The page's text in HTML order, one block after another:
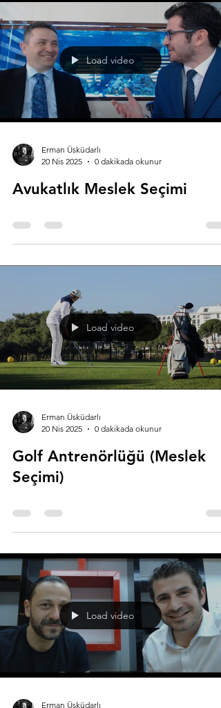
Load video
Erman Üsküdarlı
20 Nis 2025
0 dakikada okunur
Avukatlık Meslek Seçimi
Load video
Erman Üsküdarlı
20 Nis 2025
0 dakikada okunur
Golf Antrenörlüğü (Meslek
Seçimi)
Load video
Erman Üsküdarlı